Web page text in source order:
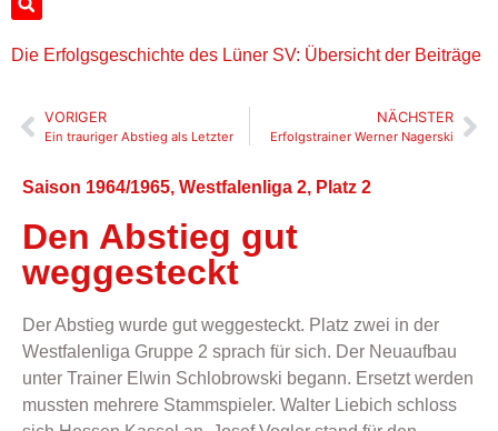
Die Erfolgsgeschichte des Lüner SV: Übersicht der Beiträge
VORIGER
Ein trauriger Abstieg als Letzter
NÄCHSTER
Erfolgstrainer Werner Nagerski
Saison 1964/1965, Westfalenliga 2, Platz 2
Den Abstieg gut
weggesteckt
Der Abstieg wurde gut weggesteckt. Platz zwei in der
Westfalenliga Gruppe 2 sprach für sich. Der Neuaufbau
unter Trainer Elwin Schlobrowski begann. Ersetzt werden
mussten mehrere Stammspieler. Walter Liebich schloss